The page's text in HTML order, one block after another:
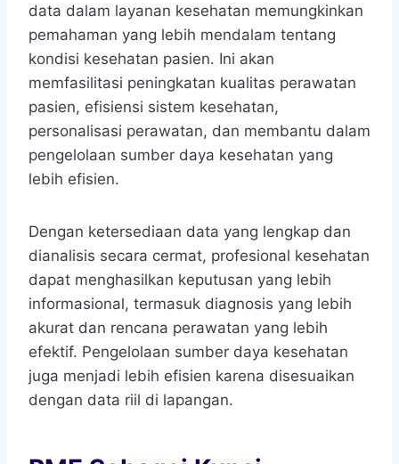
data dalam layanan kesehatan memungkinkan
pemahaman yang lebih mendalam tentang
kondisi kesehatan pasien. Ini akan
memfasilitasi peningkatan kualitas perawatan
pasien, efisiensi sistem kesehatan,
personalisasi perawatan, dan membantu dalam
pengelolaan sumber daya kesehatan yang
lebih efisien.
Dengan ketersediaan data yang lengkap dan
dianalisis secara cermat, profesional kesehatan
dapat menghasilkan keputusan yang lebih
informasional, termasuk diagnosis yang lebih
akurat dan rencana perawatan yang lebih
efektif. Pengelolaan sumber daya kesehatan
juga menjadi lebih efisien karena disesuaikan
dengan data riil di lapangan.